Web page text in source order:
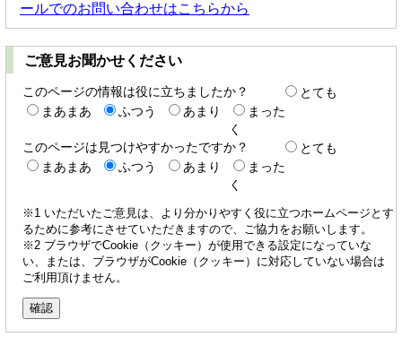
ールでのお問い合わせはこちらから
ご意見お聞かせください
このページの情報は役に立ちましたか？
とても
まあまあ
ふつう あまり
まった
く
このページは見つけやすかったですか？
とても
まあまあ
ふつう あまり
まった
く
※1 いただいたご意見は、より分かりやすく役に立つホームページとす
るために参考にさせていただきますので、ご協力をお願いします。
※2 ブラウザでCookie（クッキー）が使用できる設定になっていな
い、または、ブラウザがCookie（クッキー）に対応していない場合は
ご利用頂けません。